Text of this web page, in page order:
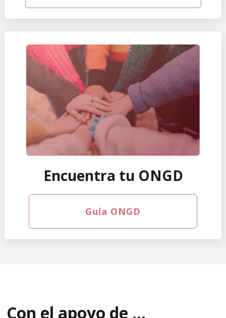
Encuentra tu ONGD
Guía ONGD
Con el apoyo de ...